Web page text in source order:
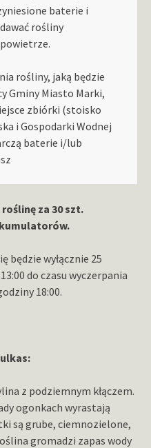
baterie i
rośliny
rośliny, jaką będzie
Gminy Miasto Marki,
zbiórki (stoisko
i Gospodarki Wodnej
baterie i/lub
za 30 szt.
będzie wyłącznie 25
do czasu wyczerpania
18:00.
z podziemnym kłączem.
ogonkach wyrastają
są grube, ciemnozielone,
gromadzi zapas wody